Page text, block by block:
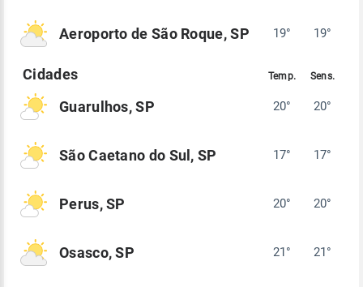
Aeroporto de São Roque, SP 19° 19°
Guarulhos, SP 20° 20°
São Caetano do Sul, SP 17° 17°
Perus, SP 20° 20°
Osasco, SP 21° 21°